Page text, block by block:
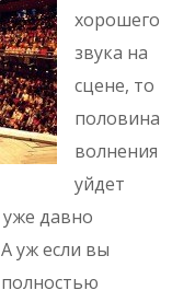
хорошего
звука на
сцене, то
половина
волнения
уйдет
давно
уж если вы